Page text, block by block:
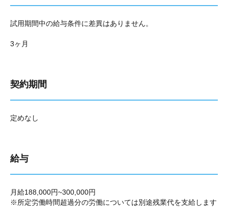
試用期間中の給与条件に差異はありません。
3ヶ月
契約期間
定めなし
給与
月給188,000円~300,000円
※所定労働時間超過分の労働については別途残業代を支給します